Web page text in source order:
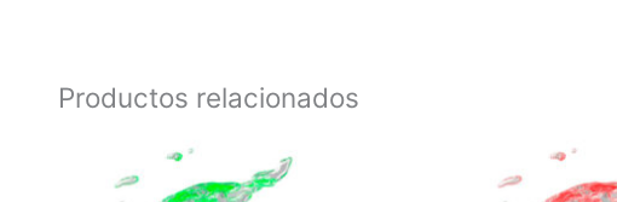
Productos relacionados